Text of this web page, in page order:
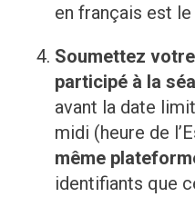
en français est
Soumettez votre
participé à la
avant la date
midi (heure de
même
identifiants que